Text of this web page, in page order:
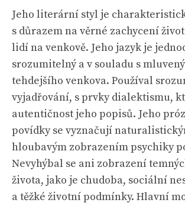
Jeho literární styl je
s důrazem na věrné zachycení
lidí na venkově. Jeho jazyk je
srozumitelný a v souladu s
tehdejšího venkova. Používal
vyjadřování, s prvky dialektismu,
autentičnost jeho popisů. Jeho
povídky se vyznačují
hloubavým zobrazením psychiky
Nevyhýbal se ani zobrazení
života, jako je chudoba, sociální
a těžké životní podmínky. Hlavní